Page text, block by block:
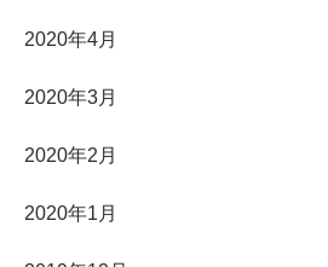
2020年4月
2020年3月
2020年2月
2020年1月